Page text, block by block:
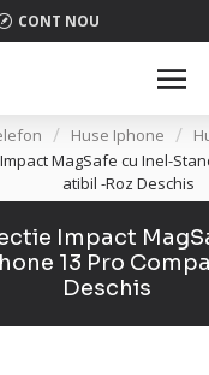
CONT NOU
Huse Iphone
MagSafe cu Inel-
atibil -Roz Deschis
Impact
13 Pro
Deschis